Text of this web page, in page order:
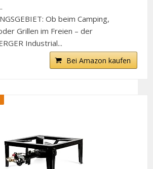
Ob beim Camping,
Grillen im Freien – der
Industrial...
Bei Amazon kaufen